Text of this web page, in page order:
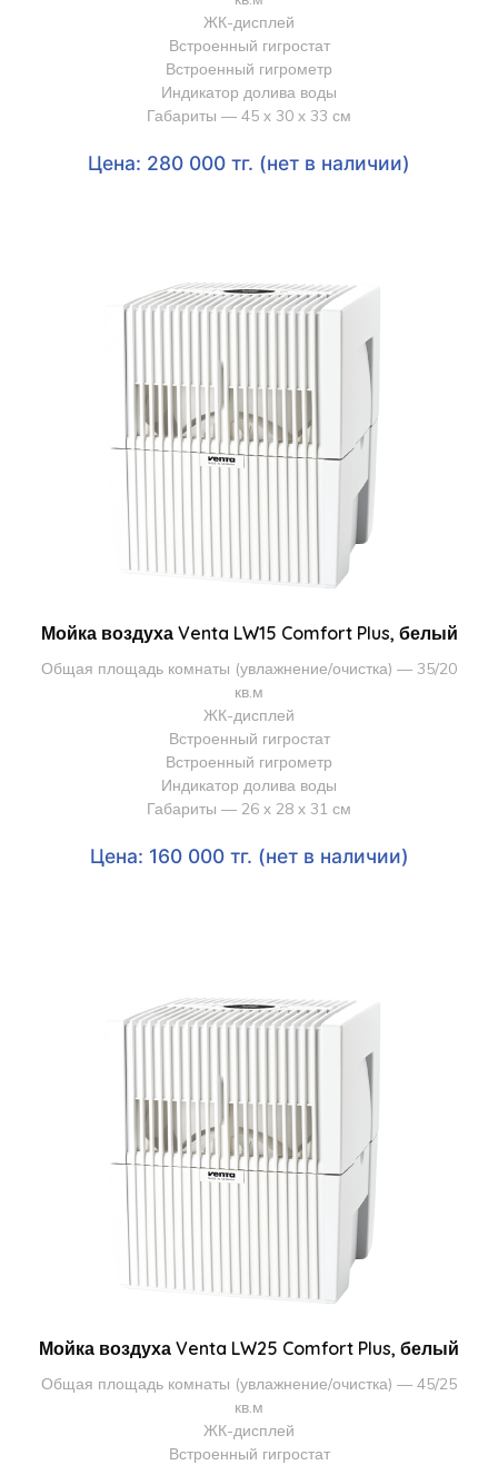
ЖК-дисплей
Встроенный гигростат
Встроенный гигрометр
Индикатор долива воды
Габариты — 45 х 30 х 33 см
Цена: 280 000 тг. (нет в наличии)
Мойка воздуха Venta LW15 Comfort Plus, белый
Общая площадь комнаты (увлажнение/очистка) — 35/20
кв.м
ЖК-дисплей
Встроенный гигростат
Встроенный гигрометр
Индикатор долива воды
Габариты — 26 х 28 х 31 см
Цена: 160 000 тг. (нет в наличии)
Мойка воздуха Venta LW25 Comfort Plus, белый
Общая площадь комнаты (увлажнение/очистка) — 45/25
кв.м
ЖК-дисплей
Встроенный гигростат